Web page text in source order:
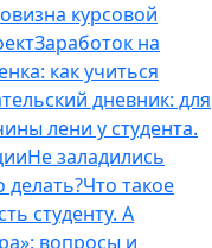
курсовой
Заработок на
как учиться
дневник: для
лени у студента.
Не заладились
Что такое
студенту. А
вопросы и